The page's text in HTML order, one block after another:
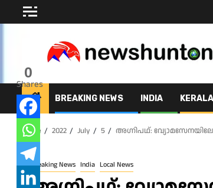
to
BREAKING NEWS INDIA KERALA
Home 2022 July 5 അഗ്നിപഥ്:
Breaking News India Local News
0
Shares